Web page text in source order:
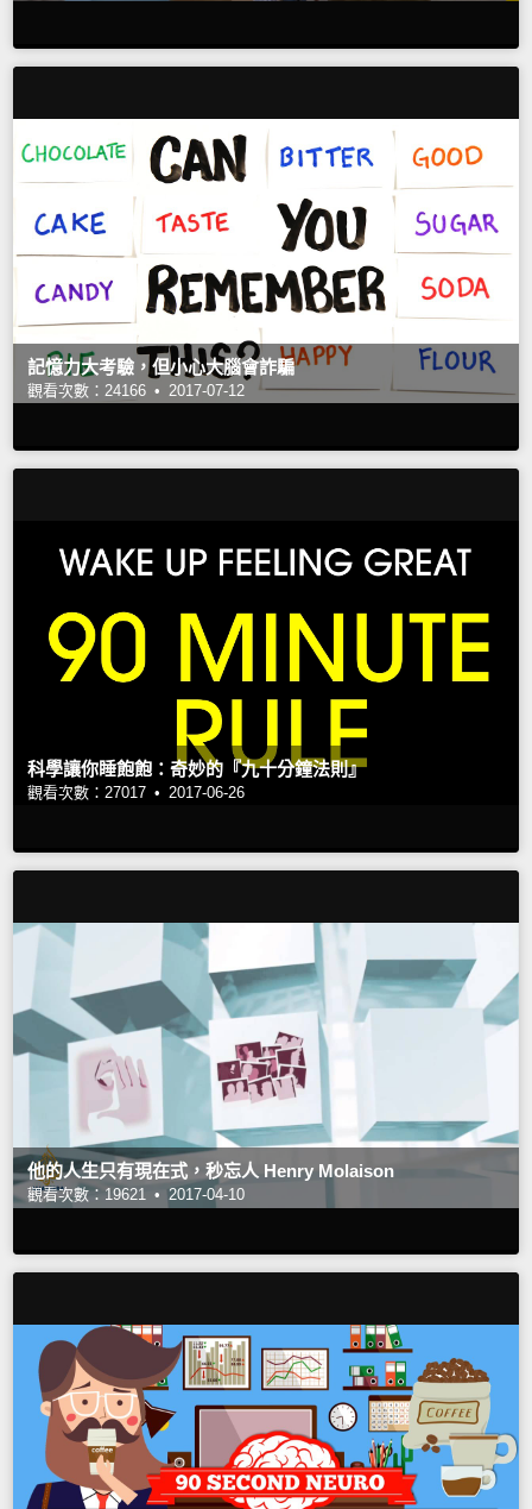
記憶力大考驗，但小心大腦會詐騙
觀看次數：24166 • 2017-07-12
科學讓你睡飽飽：奇妙的『九十分鐘法則』
觀看次數：27017 • 2017-06-26
他的人生只有現在式，秒忘人 Henry Molaison
觀看次數：19621 • 2017-04-10